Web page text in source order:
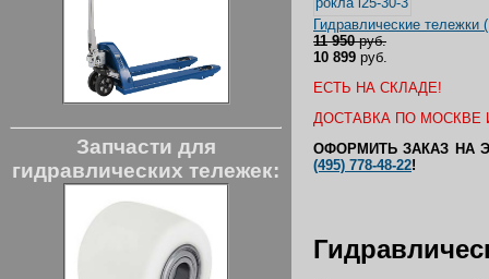
Запчасти для
гидравлических тележек:
Гидравлические
11 950руб.
10 899 руб.
ЕСТЬ НА СКЛАДЕ!
ДОСТАВКА ПО МОСКВЕ
ОФОРМИТЬ ЗАКАЗ НА
(495) 778-48-22!